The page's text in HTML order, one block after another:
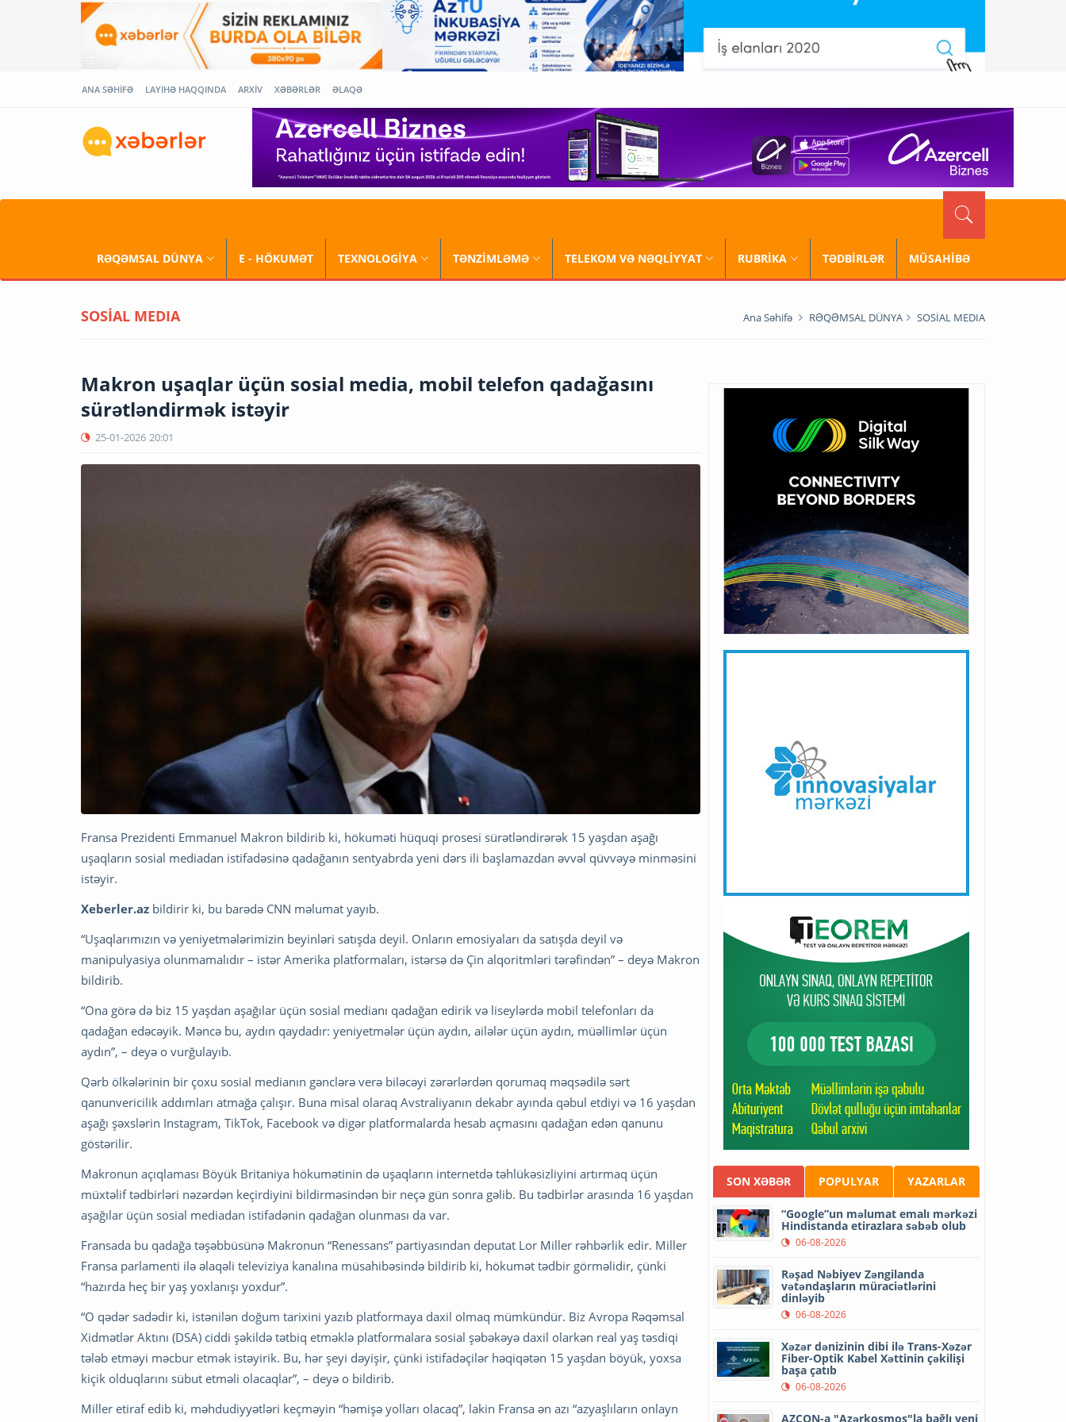
ANA SƏHİFƏ LAYİHƏ HAQQINDA ARXİV XƏBƏRLƏR ƏLAQƏ
RƏQƏMSAL DÜNYA E - HÖKUMƏT TEXNOLOGİYA TƏNZİMLƏMƏ TELEKOM VƏ NƏQLİYYAT RUBRİKA TƏDBİRLƏR MÜSAHİBƏ
SOSİAL MEDIA Ana Səhifə RƏQƏMSAL DÜNYA SOSİAL MEDIA
Makron uşaqlar üçün sosial media, mobil telefon qadağasını
sürətləndirmək istəyir
25-01-2026 20:01
Fransa Prezidenti Emmanuel Makron bildirib ki, hökuməti hüquqi prosesi sürətləndirərək 15 yaşdan aşağı
uşaqların sosial mediadan istifadəsinə qadağanın sentyabrda yeni dərs ili başlamazdan əvvəl qüvvəyə minməsini
istəyir.
Xeberler.az bildirir ki, bu barədə CNN məlumat yayıb.
“Uşaqlarımızın və yeniyetmələrimizin beyinləri satışda deyil. Onların emosiyaları da satışda deyil və
manipulyasiya olunmamalıdır – istər Amerika platformaları, istərsə də Çin alqoritmləri tərəfindən” – deyə Makron
bildirib.
“Ona görə də biz 15 yaşdan aşağılar üçün sosial medianı qadağan edirik və liseylərdə mobil telefonları da
qadağan edəcəyik. Məncə bu, aydın qaydadır: yeniyetmələr üçün aydın, ailələr üçün aydın, müəllimlər üçün
aydın”, – deyə o vurğulayıb.
Qərb ölkələrinin bir çoxu sosial medianın gənclərə verə biləcəyi zərərlərdən qorumaq məqsədilə sərt
qanunvericilik addımları atmağa çalışır. Buna misal olaraq Avstraliyanın dekabr ayında qəbul etdiyi və 16 yaşdan
aşağı şəxslərin Instagram, TikTok, Facebook və digər platformalarda hesab açmasını qadağan edən qanunu
göstərilir.
Makronun açıqlaması Böyük Britaniya hökumətinin də uşaqların internetdə təhlükəsizliyini artırmaq üçün
müxtəlif tədbirləri nəzərdən keçirdiyini bildirməsindən bir neçə gün sonra gəlib. Bu tədbirlər arasında 16 yaşdan
aşağılar üçün sosial mediadan istifadənin qadağan olunması da var.
Fransada bu qadağa təşəbbüsünə Makronun “Renessans” partiyasından deputat Lor Miller rəhbərlik edir. Miller
Fransa parlamenti ilə əlaqəli televiziya kanalına müsahibəsində bildirib ki, hökumət tədbir görməlidir, çünki
“hazırda heç bir yaş yoxlanışı yoxdur”.
“O qədər sadədir ki, istənilən doğum tarixini yazıb platformaya daxil olmaq mümkündür. Biz Avropa Rəqəmsal
Xidmətlər Aktını (DSA) ciddi şəkildə tətbiq etməklə platformalara sosial şəbəkəyə daxil olarkən real yaş təsdiqi
tələb etməyi məcbur etmək istəyirik. Bu, hər şeyi dəyişir, çünki istifadəçilər həqiqətən 15 yaşdan böyük, yoxsa
kiçik olduqlarını sübut etməli olacaqlar”, – deyə o bildirib.
Miller etiraf edib ki, məhdudiyyətləri keçməyin “həmişə yolları olacaq”, lakin Fransa ən azı “azyaşlıların onlayn
SON XƏBƏR POPULYAR YAZARLAR
“Google”un məlumat emalı mərkəzi
Hindistanda etirazlara səbəb olub
06-08-2026
Rəşad Nəbiyev Zəngilanda
vətəndaşların müraciətlərini
dinləyib
06-08-2026
Xəzər dənizinin dibi ilə Trans-Xəzər
Fiber-Optik Kabel Xəttinin çəkilişi
başa çatıb
06-08-2026
AZCON-a "Azərkosmos"la bağlı yeni